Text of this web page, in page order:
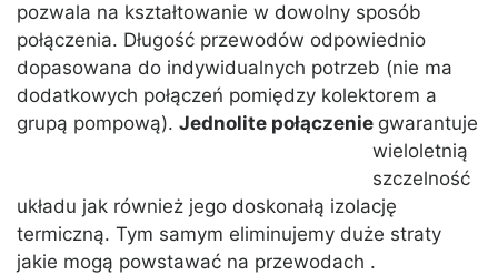
pozwala na kształtowanie w dowolny sposób
połączenia. Długość przewodów odpowiednio
dopasowana do indywidualnych potrzeb (nie ma
dodatkowych połączeń pomiędzy kolektorem a
grupą pompową). Jednolite połączenie gwarantuje
wieloletnią
szczelność
układu jak również jego doskonałą izolację
termiczną. Tym samym eliminujemy duże straty
jakie mogą powstawać na przewodach .